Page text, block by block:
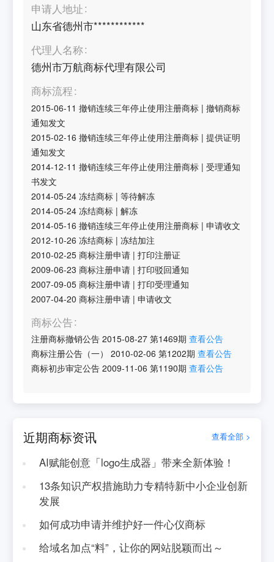
申请人地址
山东省德州市************
代理人名称
德州市万航商标代理有限公司
商标流程
2015-06-11 撤销连续三年停止使用注册商标 |撤销商标
通知发文
2015-02-16 撤销连续三年停止使用注册商标 |提供证明
通知发文
2014-12-11 撤销连续三年停止使用注册商标 |受理通知
书发文
2014-05-24 冻结商标 |等待解冻
2014-05-24 冻结商标 |解冻
2014-05-16 撤销连续三年停止使用注册商标 |申请收文
2012-10-26 冻结商标 |冻结加注
2010-02-25 商标注册申请 |打印注册证
2009-06-23 商标注册申请 |打印驳回通知
2007-09-05 商标注册申请 |打印受理通知
2007-04-20 商标注册申请 |申请收文
商标公告
注册商标撤销公告 2015-08-27 第1469期 查看公告
商标注册公告（一）
2010-02-06 第1202期 查看公告
商标初步审定公告 2009-11-06 第1190期 查看公告
近期商标资讯 查看全部 >
AI赋能创意「logo生成器」带来全新体验！
13条知识产权措施助力专精特新中小企业创新
发展
如何成功申请并维护好一件心仪商标
给域名加点“料”，让你的网站脱颖而出～